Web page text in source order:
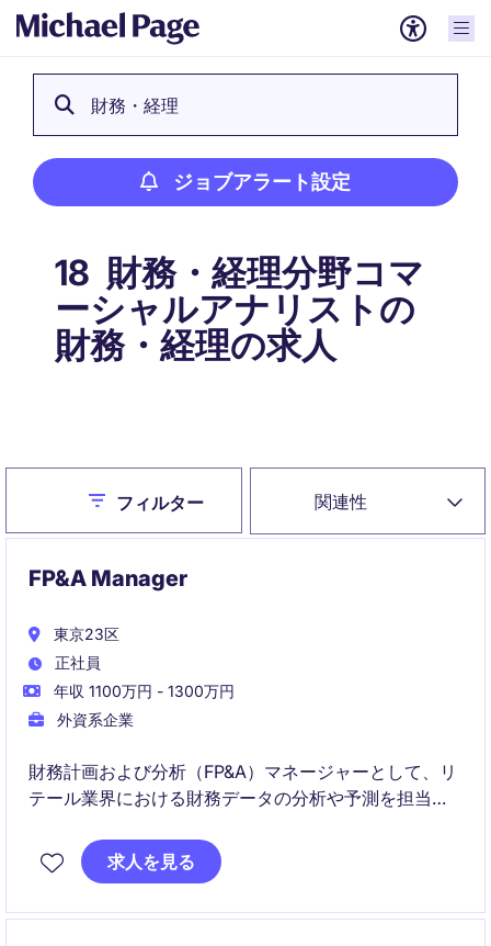
財務・経理
ジョブアラート設定
18 財務・経理分野コマ
ーシャルアナリストの
財務・経理の求人
関連性
Closeフィルター
FP&A Manager
東京23区
正社員
年収 1100万円 - 1300万円
外資系企業
財務計画および分析（FP&A）マネージャーとして、リ
テール業界における財務データの分析や予測を担当
ます。会計および財務の専門知識を活かし、経営陣と
連携して企業の成長をサポートします。
求人を見る